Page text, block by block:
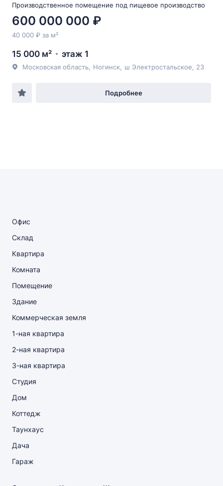
Производственное помещение под пищевое производство
600 000 000 ₽
40 000 ₽ за м²
15 000 м² этаж 1
Московская область Ногинск ш Электростальское , 23
Подробнее
Офис
Склад
Квартира
Комната
Помещение
Здание
Коммерческая земля
1-ная квартира
2-ная квартира
3-ная квартира
Студия
Дом
Коттедж
Таунхаус
Дача
Гараж